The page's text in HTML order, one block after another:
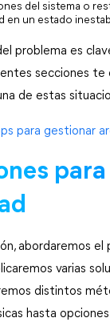
del sistema o
en un estado
problema es
secciones te
de estas
para gestionar
abordaremos el
varias
distintos
hasta opciones